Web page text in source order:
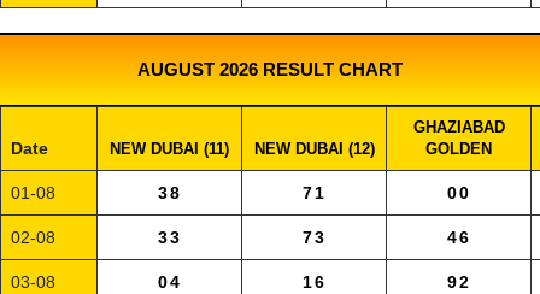
AUGUST 2026 RESULT CHART
Date NEW DUBAI (11) NEW DUBAI (12)
GHAZIABAD
GOLDEN
01-08 38 71 00
02-08 33 73 46
03-08 04 16 92